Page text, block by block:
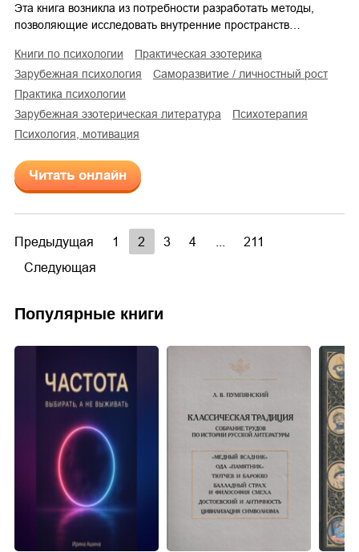
Эта книга возникла из потребности разработать методы,
позволяющие исследовать внутренние пространств…
книги по психологии
практическая эзотерика
зарубежная психология
саморазвитие / личностный рост
практика психологии
зарубежная эзотерическая литература
психотерапия
психология, мотивация
Читать онлайн
Предыдущая 1 2 3 4
211
Следующая
Популярные книги